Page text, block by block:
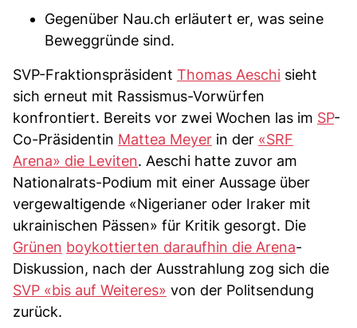
Gegenüber Nau.ch erläutert er, was seine
Beweggründe sind.
SVP-Fraktionspräsident Thomas Aeschi sieht
sich erneut mit Rassismus-Vorwürfen
konfrontiert. Bereits vor zwei Wochen las im SP-
Co-Präsidentin Mattea Meyer in der «SRF
Arena» die Leviten. Aeschi hatte zuvor am
Nationalrats-Podium mit einer Aussage über
vergewaltigende «Nigerianer oder Iraker mit
ukrainischen Pässen» für Kritik gesorgt. Die
Grünen boykottierten daraufhin die Arena-
Diskussion, nach der Ausstrahlung zog sich die
SVP «bis auf Weiteres» von der Politsendung
zurück.